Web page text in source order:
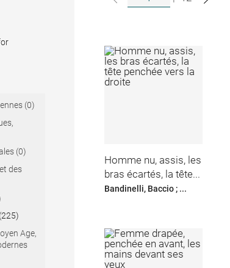
(0)
(0)
des
Age,
Homme nu, assis, les
bras écartés, la tête...
Bandinelli, Baccio ; ...